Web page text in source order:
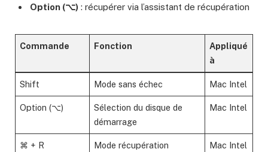
Option (⌥) : récupérer via l’assistant de récupération
Commande Fonction
Appliqué
à
Shift Mode sans échec Mac Intel
Option (⌥)
Sélection du disque de
démarrage
Mac Intel
⌘ + R Mode récupération Mac Intel